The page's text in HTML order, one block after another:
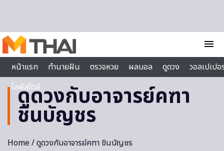
menu
หน้าแรก
ทำนายฝัน ตรวจหวย ผลบอล ดูดวง
วอลเปเป
ไลฟ์สไตล์
ดูดวงกับอาจารย์คฑา
ชินบัญชร
Home/ ดูดวงกับอาจารย์คฑา ชินบัญชร